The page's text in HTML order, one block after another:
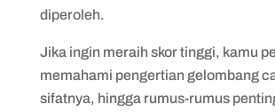
diperoleh.
Jika ingin meraih skor tinggi, kamu
memahami pengertian gelombang
sifatnya, hingga rumus-rumus